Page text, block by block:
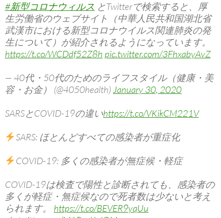
#新型コロナウィルス とTwitterで検索すると、厚
生労働省のウェブサイト（中華人民共和国湖北省
武漢市における新型コロナウイルス関連肺炎の発
生について）が紹介されるようになっています。
https://t.co/WCDdf52Z8h pic.twitter.com/3FhxabyAvZ
— 40代・50代のためのライフスタイル（健康・美
容・お金） (@4050health) January 30, 2020
SARSとCOVID-19の違いhttps://t.co/VKikCM221V
SARS: ほとんどすべての感染者が重症化
COVID-19: 多くの感染者が無症候・軽症
COVID-19は検査で陽性と診断されても、感染者の
多くが軽症・無症候なので死者数は少ないと考え
られます。 https://t.co/BEVER9yqUu